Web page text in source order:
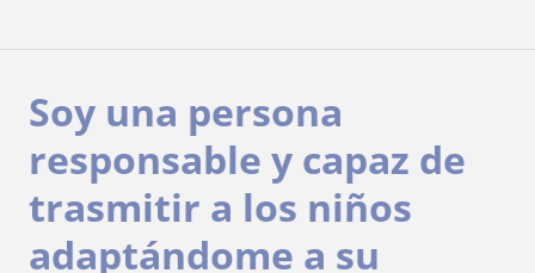
Soy una persona
responsable y capaz de
trasmitir a los niños
adaptándome a su